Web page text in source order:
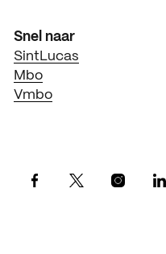
Snel naar
SintLucas
Mbo
Vmbo